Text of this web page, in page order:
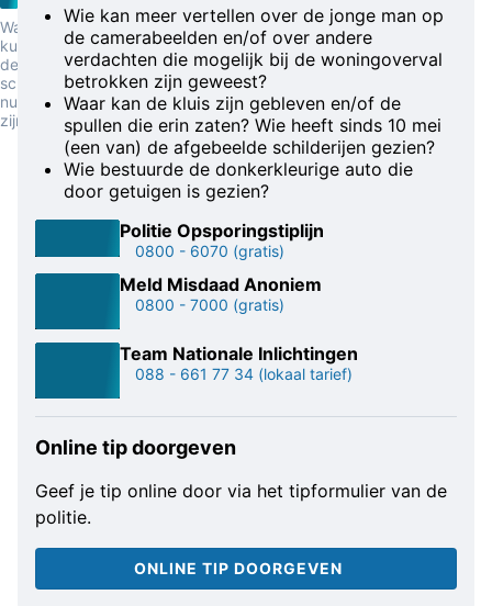
Waar
kunnen
deze
schilderijen
nu
zijn?
Wie kan meer vertellen over de jonge man op
de camerabeelden en/of over andere
verdachten die mogelijk bij de woningoverval
betrokken zijn geweest?
Waar kan de kluis zijn gebleven en/of de
spullen die erin zaten? Wie heeft sinds 10 mei
(een van) de afgebeelde schilderijen gezien?
Wie bestuurde de donkerkleurige auto die
door getuigen is gezien?
Politie Opsporingstiplijn
0800 - 6070 (gratis)
Meld Misdaad Anoniem
0800 - 7000 (gratis)
Team Nationale Inlichtingen
088 - 661 77 34 (lokaal tarief)
Online tip doorgeven
Geef je tip online door via het tipformulier van de
politie.
ONLINE TIP DOORGEVEN